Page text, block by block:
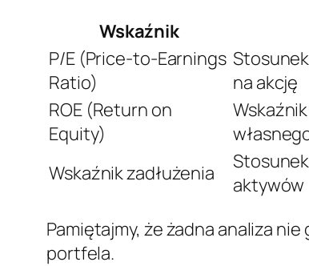
Wskaźnik
P/E (Price-to-Earnings
Ratio)
na akcję
ROE (Return on
Equity)
Wskaźnik zadłużenia
aktywów
Pamiętajmy, że żadna analiza
portfela.